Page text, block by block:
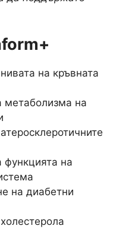
на кръвната
метаболизма на
функцията на
на диабетни